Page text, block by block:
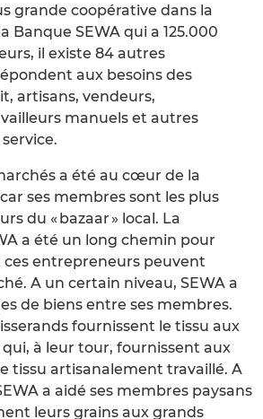
grande coopérative dans la
Banque SEWA qui a 125.000
il existe 84 autres
aux besoins des
artisans, vendeurs,
manuels et autres
a été au cœur de la
ses membres sont les plus
du « bazaar » local. La
a été un long chemin pour
entrepreneurs peuvent
A un certain niveau, SEWA a
de biens entre ses membres.
fournissent le tissu aux
à leur tour, fournissent aux
tissu artisanalement travaillé. A
a aidé ses membres paysans
leurs grains aux grands